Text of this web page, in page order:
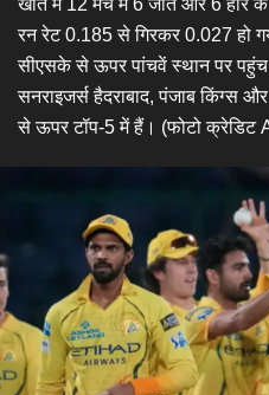
खाते में 12 मैच में 6 जीत और 6 हार
रन रेट 0.185 से गिरकर 0.027 हो
सीएसके से ऊपर पांचवें स्थान पर पहुंच
सनराइजर्स हैदराबाद, पंजाब किंग्स
से ऊपर टॉप-5 में हैं। (फोटो क्रेडिट